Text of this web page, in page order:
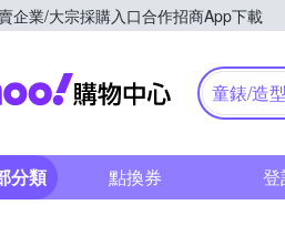
企業/大宗採購入口合作招商App下載
Yahoo購物中
童錶/造
分類 點換券 登